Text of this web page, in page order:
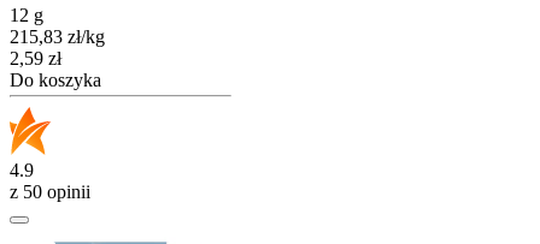
12 g
215,83 zł/kg
Cena
2,59 zł
Do koszyka
4.9
z 50 opinii